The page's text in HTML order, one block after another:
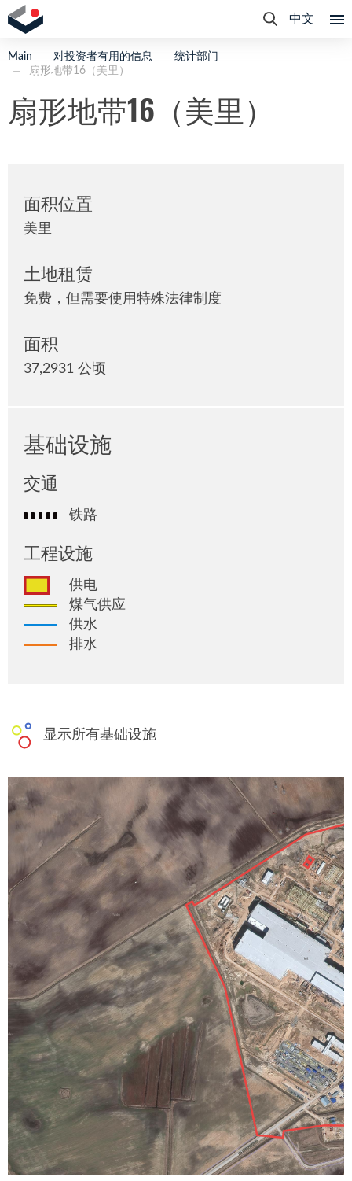
中文
Main 对投资者有用的信息
统计部门
扇形地带16（美里）
扇形地带16（美里）
面积位置
美里
土地租赁
免费，但需要使用特殊法律制度
面积
37,2931 公顷
基础设施
交通
铁路
工程设施
供电
煤气供应
供水
排水
显示所有基础设施